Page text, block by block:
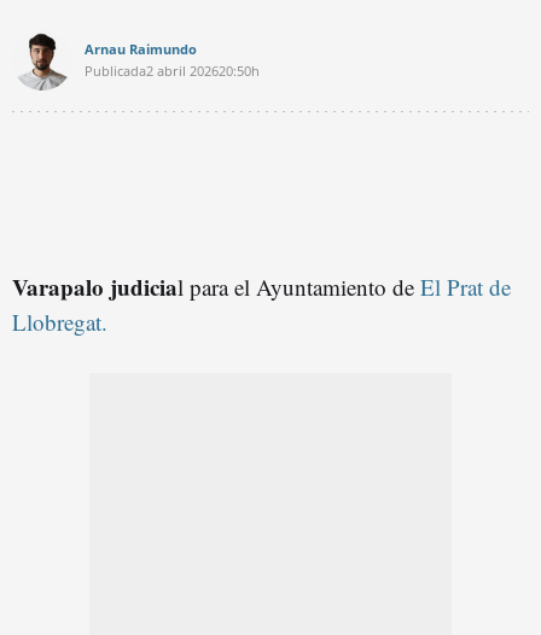
Arnau Raimundo
Publicada2 abril 202620:50h
Varapalo judicial para el Ayuntamiento de El Prat de
Llobregat.